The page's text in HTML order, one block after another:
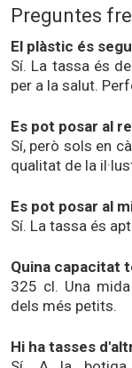
Preguntes
El plàstic és
Sí. La tassa és
per a la salut.
Es pot posar al
Sí, però sols en
qualitat de la
Es pot posar al
Sí. La tassa és
Quina capacitat
325 cl. Una
dels més petits.
Hi ha tasses